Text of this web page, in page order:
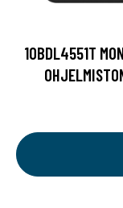
10BDL4551T